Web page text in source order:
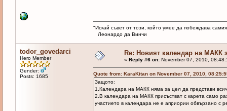
"Искай съвет от този, който умее да побеждава
Леонардо да Винчи
todor_govedarci
Hero Member
Gender:
Posts: 1685
Re: Новият календар на МАКК
« Reply #6 on:November 07, 2010,
Quote from: KaraKitan on November 07, 2010,
Защото:
1.Календара на МАКК няма за цел да представи
2.В календара на МАКК присъстват с карета само
участието в календара не е априории обвързано с